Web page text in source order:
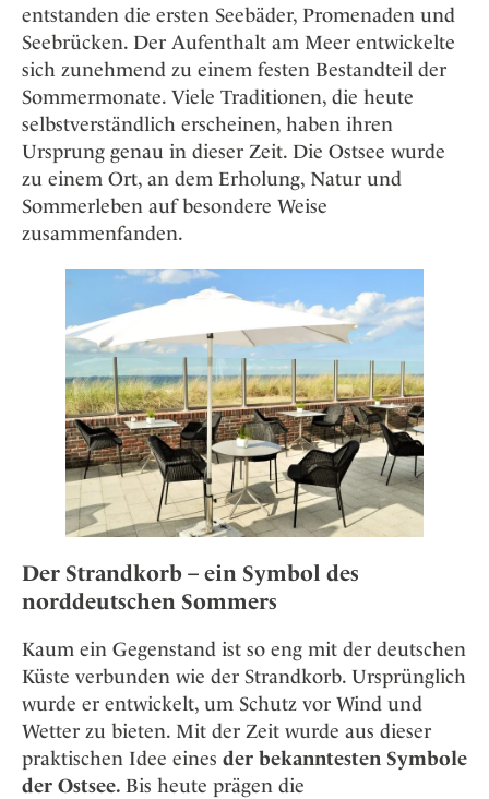
entstanden die ersten Seebäder, Promenaden und
Seebrücken. Der Aufenthalt am Meer entwickelte
sich zunehmend zu einem festen Bestandteil der
Sommermonate. Viele Traditionen, die heute
selbstverständlich erscheinen, haben ihren
Ursprung genau in dieser Zeit. Die Ostsee wurde
zu einem Ort, an dem Erholung, Natur und
Sommerleben auf besondere Weise
zusammenfanden.
Der Strandkorb – ein Symbol des
norddeutschen Sommers
Kaum ein Gegenstand ist so eng mit der deutschen
Küste verbunden wie der Strandkorb. Ursprünglich
wurde er entwickelt, um Schutz vor Wind und
Wetter zu bieten. Mit der Zeit wurde aus dieser
praktischen Idee eines der bekanntesten Symbole
der Ostsee. Bis heute prägen die